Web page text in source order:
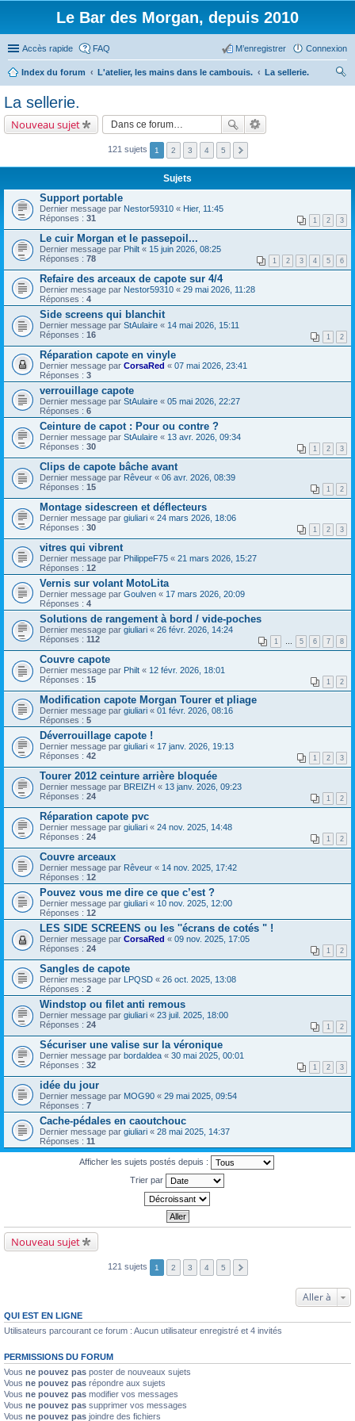
Le Bar des Morgan, depuis 2010
Accès rapide FAQ Connexion
M’enregistrer
Index du forum L'atelier, les mains dans le cambouis.
La sellerie.
La sellerie.
Nouveau sujet
121 sujets 1 2 3 4 5
Sujets
Support portable
Dernier message par Nestor59310 « Hier, 11:45
Réponses : 31 1 2 3
Le cuir Morgan et le passepoil...
Dernier message par Philt « 15 juin 2026, 08:25
Réponses : 78 1 2 3 4 5 6
Refaire des arceaux de capote sur 4/4
Dernier message par Nestor59310 « 29 mai 2026, 11:28
Réponses : 4
Side screens qui blanchit
Dernier message par StAulaire « 14 mai 2026, 15:11
Réponses : 16 1 2
Réparation capote en vinyle
Dernier message par CorsaRed « 07 mai 2026, 23:41
Réponses : 3
verrouillage capote
Dernier message par StAulaire « 05 mai 2026, 22:27
Réponses : 6
Ceinture de capot : Pour ou contre ?
Dernier message par StAulaire « 13 avr. 2026, 09:34
Réponses : 30 1 2 3
Clips de capote bâche avant
Dernier message par Rêveur « 06 avr. 2026, 08:39
Réponses : 15 1 2
Montage sidescreen et déflecteurs
Dernier message par giuliari « 24 mars 2026, 18:06
Réponses : 30 1 2 3
vitres qui vibrent
Dernier message par PhilippeF75 « 21 mars 2026, 15:27
Réponses : 12
Vernis sur volant MotoLita
Dernier message par Goulven « 17 mars 2026, 20:09
Réponses : 4
Solutions de rangement à bord / vide-poches
Dernier message par giuliari « 26 févr. 2026, 14:24
Réponses : 112 1 … 5 6 7 8
Couvre capote
Dernier message par Philt « 12 févr. 2026, 18:01
Réponses : 15 1 2
Modification capote Morgan Tourer et pliage
Dernier message par giuliari « 01 févr. 2026, 08:16
Réponses : 5
Déverrouillage capote !
Dernier message par giuliari « 17 janv. 2026, 19:13
Réponses : 42 1 2 3
Tourer 2012 ceinture arrière bloquée
Dernier message par BREIZH « 13 janv. 2026, 09:23
Réponses : 24 1 2
Réparation capote pvc
Dernier message par giuliari « 24 nov. 2025, 14:48
Réponses : 24 1 2
Couvre arceaux
Dernier message par Rêveur « 14 nov. 2025, 17:42
Réponses : 12
Pouvez vous me dire ce que c’est ?
Dernier message par giuliari « 10 nov. 2025, 12:00
Réponses : 12
LES SIDE SCREENS ou les ''écrans de cotés " !
Dernier message par CorsaRed « 09 nov. 2025, 17:05
Réponses : 24 1 2
Sangles de capote
Dernier message par LPQSD « 26 oct. 2025, 13:08
Réponses : 2
Windstop ou filet anti remous
Dernier message par giuliari « 23 juil. 2025, 18:00
Réponses : 24 1 2
Sécuriser une valise sur la véronique
Dernier message par bordaldea « 30 mai 2025, 00:01
Réponses : 32 1 2 3
idée du jour
Dernier message par MOG90 « 29 mai 2025, 09:54
Réponses : 7
Cache-pédales en caoutchouc
Dernier message par giuliari « 28 mai 2025, 14:37
Réponses : 11
Afficher les sujets postés depuis :
Trier par
Nouveau sujet
121 sujets 1 2 3 4 5
Aller à
QUI EST EN LIGNE
Utilisateurs parcourant ce forum : Aucun utilisateur enregistré et 4 invités
PERMISSIONS DU FORUM
Vous ne pouvez pas poster de nouveaux sujets
Vous ne pouvez pas répondre aux sujets
Vous ne pouvez pas modifier vos messages
Vous ne pouvez pas supprimer vos messages
Vous ne pouvez pas joindre des fichiers